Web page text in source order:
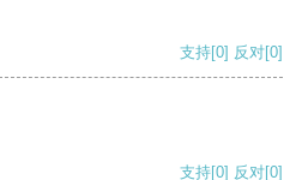
支持[0] 反对[0]
支持[0] 反对[0]